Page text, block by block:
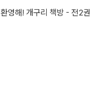
영해! 개구리 책방 - 전2권